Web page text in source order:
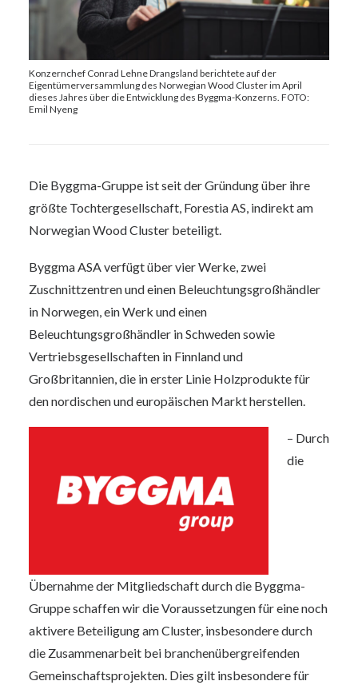
Konzernchef Conrad Lehne Drangsland berichtete auf der
Eigentümerversammlung des Norwegian Wood Cluster im April
dieses Jahres über die Entwicklung des Byggma-Konzerns. FOTO:
Emil Nyeng
Die Byggma-Gruppe ist seit der Gründung über ihre
größte Tochtergesellschaft, Forestia AS, indirekt am
Norwegian Wood Cluster beteiligt.
Byggma ASA verfügt über vier Werke, zwei
Zuschnittzentren und einen Beleuchtungsgroßhändler
in Norwegen, ein Werk und einen
Beleuchtungsgroßhändler in Schweden sowie
Vertriebsgesellschaften in Finnland und
Großbritannien, die in erster Linie Holzprodukte für
den nordischen und europäischen Markt herstellen.
– Durch
die
Übernahme der Mitgliedschaft durch die Byggma-
Gruppe schaffen wir die Voraussetzungen für eine noch
aktivere Beteiligung am Cluster, insbesondere durch
die Zusammenarbeit bei branchenübergreifenden
Gemeinschaftsprojekten. Dies gilt insbesondere für